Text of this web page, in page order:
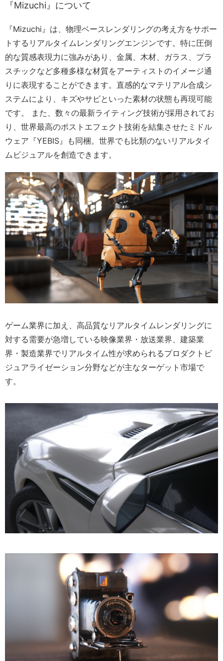
『Mizuchi』について
『Mizuchi』は、物理ベースレンダリングの考え方をサポー
トするリアルタイムレンダリングエンジンです。特に圧倒
的な質感表現力に強みがあり、金属、木材、ガラス、プラ
スチックなど多種多様な材質をアーティストのイメージ通
りに表現することができます。直感的なマテリアル合成シ
ステムにより、キズやサビといった素材の状態も再現可能
です。 また、数々の最新ライティング技術が採用されてお
り、世界最高のポストエフェクト技術を結集させたミドル
ウェア『YEBIS』も同梱。世界でも比類のないリアルタイ
ムビジュアルを創造できます。
ゲーム業界に加え、高品質なリアルタイムレンダリングに
対する需要が急増している映像業界・放送業界、建築業
界・製造業界でリアルタイム性が求められるプロダクトビ
ジュアライゼーション分野などが主なターゲット市場で
す。